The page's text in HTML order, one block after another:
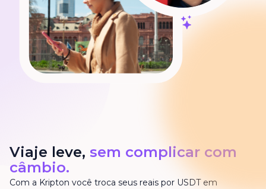
Viaje leve, sem complicar com
câmbio.
Com a Kripton você troca seus reais por USDT em